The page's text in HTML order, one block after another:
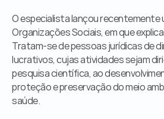
O especialista lançou recentemente
Organizações Sociais, em que
Tratam-se de pessoas jurídicas de
lucrativos, cujas atividades sejam
pesquisa científica, ao
proteção e preservação do meio
saúde.